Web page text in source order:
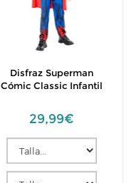
Disfraz Superman
Cómic Classic Infantil
29,99€